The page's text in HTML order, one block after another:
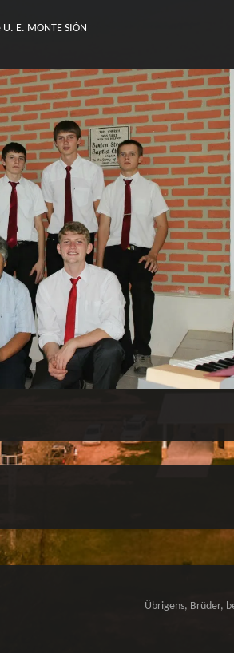
E. MONTE SIÓN
Übrigens, Brüder,